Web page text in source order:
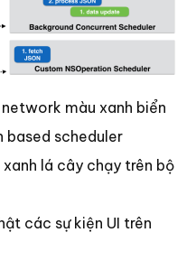
màu xanh biển
based scheduler
lá cây chạy trên bộ
các sự kiện UI trên